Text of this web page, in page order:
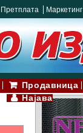
Претплата Маркетинг
Продавница
Најава